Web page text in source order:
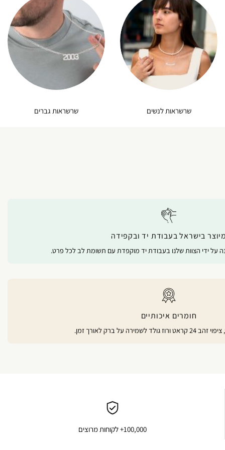
שרשראות לנשים שרשראות גברים
מיוצר בישראל בעבודת יד ובקפידה
על ידי הצוות שלנו בעבודת יד מוקפדת עם תשומת לב לכל פרט.
חומרים איכותיים
100,000+ לקוחות מרוצים